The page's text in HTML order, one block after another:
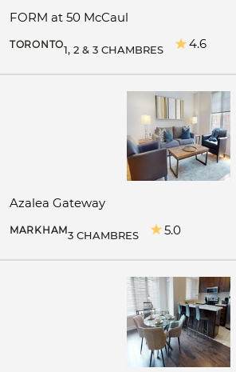
FORM at 50 McCaul
TORONTO1, 2 & 3 CHAMBRES 4.6
Azalea Gateway
MARKHAM3 CHAMBRES 5.0